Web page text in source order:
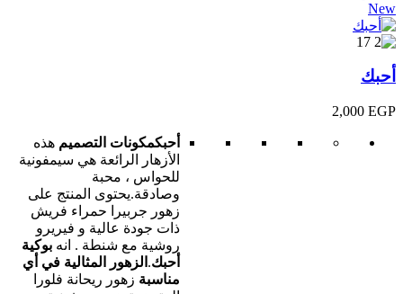
New
أحبك
2,000 EGP
أحبكمكونات التصميم هذه
الأزهار الرائعة هي سيمفونية
للحواس ، محبة
وصادقة.يحتوى المنتج على
زهور جربيرا حمراء فريش
ذات جودة عالية و فيريرو
روشية مع شنطة . انه بوكية
أحبك. الزهور المثالية في أي
مناسبة زهور ريحانة فلورا